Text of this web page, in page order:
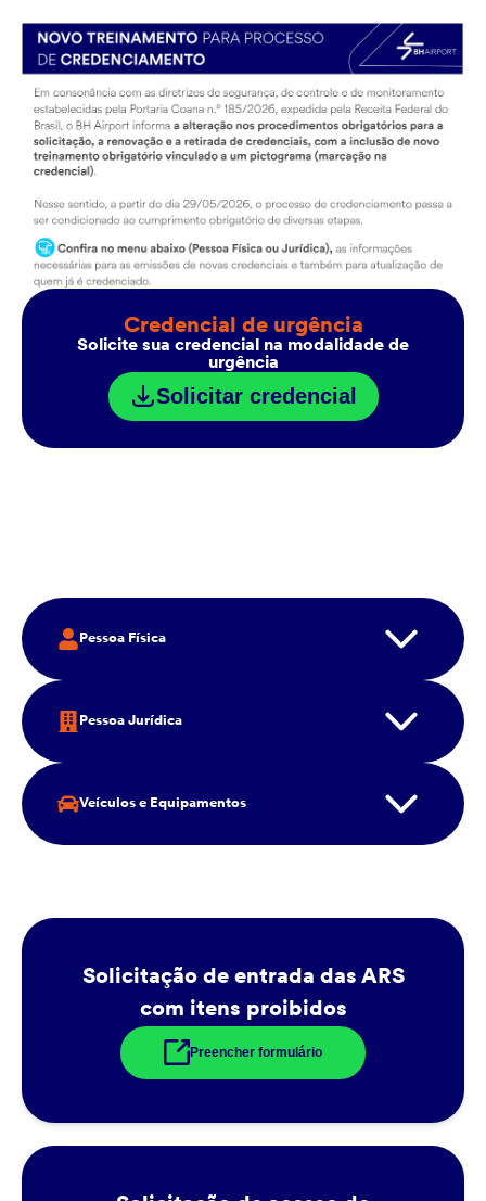
Credencial de urgência
Solicite sua credencial na modalidade de
urgência
Solicitar credencial
Pessoa Física
Pessoa Jurídica
Veículos e Equipamentos
Solicitação de entrada das ARS
com itens proibidos
Preencher formulário